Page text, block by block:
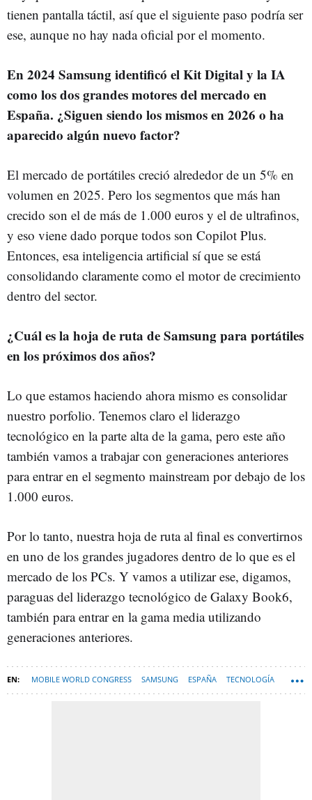
tienen pantalla táctil, así que el siguiente paso podría ser
ese, aunque no hay nada oficial por el momento.
En 2024 Samsung identificó el Kit Digital y la IA
como los dos grandes motores del mercado en
España. ¿Siguen siendo los mismos en 2026 o ha
aparecido algún nuevo factor?
El mercado de portátiles creció alrededor de un 5% en
volumen en 2025. Pero los segmentos que más han
crecido son el de más de 1.000 euros y el de ultrafinos,
y eso viene dado porque todos son Copilot Plus.
Entonces, esa inteligencia artificial sí que se está
consolidando claramente como el motor de crecimiento
dentro del sector.
¿Cuál es la hoja de ruta de Samsung para portátiles
en los próximos dos años?
Lo que estamos haciendo ahora mismo es consolidar
nuestro porfolio. Tenemos claro el liderazgo
tecnológico en la parte alta de la gama, pero este año
también vamos a trabajar con generaciones anteriores
para entrar en el segmento mainstream por debajo de los
1.000 euros.
Por lo tanto, nuestra hoja de ruta al final es convertirnos
en uno de los grandes jugadores dentro de lo que es el
mercado de los PCs. Y vamos a utilizar ese, digamos,
paraguas del liderazgo tecnológico de Galaxy Book6,
también para entrar en la gama media utilizando
generaciones anteriores.
MOBILE WORLD CONGRESS SAMSUNG ESPAÑA TECNOLOGÍA